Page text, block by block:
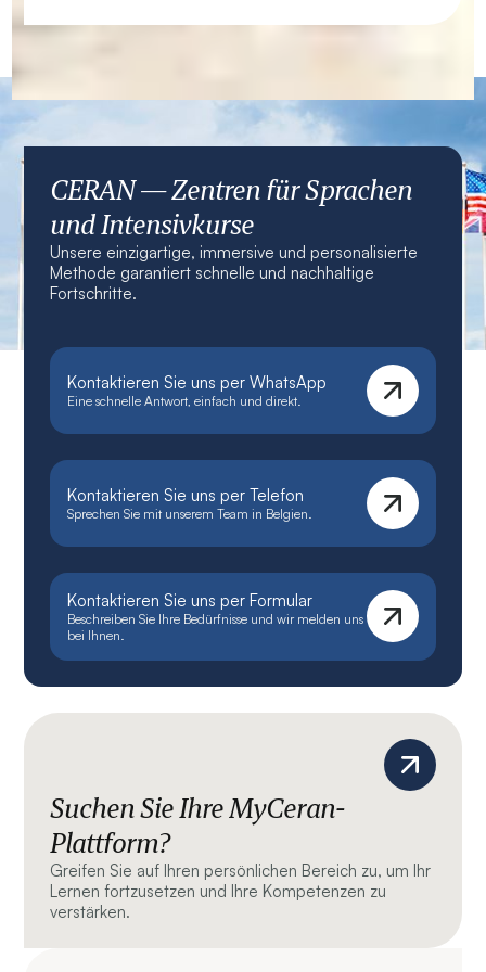
CERAN — Zentren für Sprachen
und Intensivkurse
Unsere einzigartige, immersive und personalisierte
Methode garantiert schnelle und nachhaltige
Fortschritte.
Kontaktieren Sie uns per WhatsApp
Eine schnelle Antwort, einfach und direkt.
Kontaktieren Sie uns per Telefon
Sprechen Sie mit unserem Team in Belgien.
Kontaktieren Sie uns per Formular
Beschreiben Sie Ihre Bedürfnisse und wir melden uns
bei Ihnen.
Suchen Sie Ihre MyCeran-
Plattform?
Greifen Sie auf Ihren persönlichen Bereich zu, um Ihr
Lernen fortzusetzen und Ihre Kompetenzen zu
verstärken.